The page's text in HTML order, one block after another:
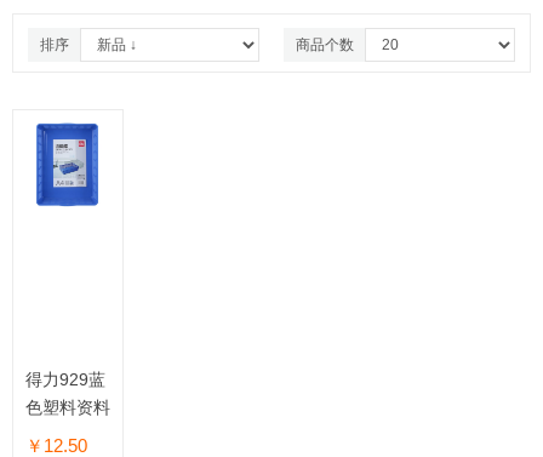
排序 商品个数
得力929蓝
色塑料资料
框文件筐
￥12.50